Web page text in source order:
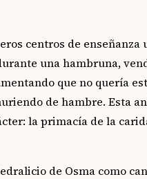
centros de
una hambruna,
que no quería
de hambre. Esta
la primacía de la
de Osma como